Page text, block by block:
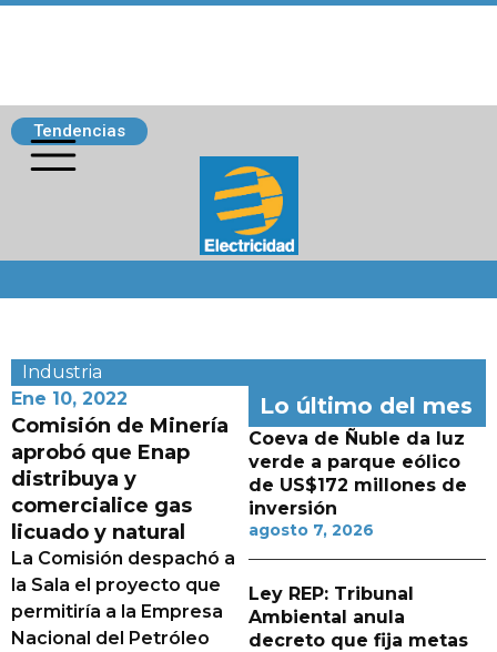
Tendencias
Industria
Ene 10, 2022
Comisión de Minería
aprobó que Enap
distribuya y
comercialice gas
licuado y natural
La Comisión despachó a
la Sala el proyecto que
permitiría a la Empresa
Nacional del Petróleo
Lo último del mes
Coeva de Ñuble da luz
verde a parque eólico
de US$172 millones de
inversión
agosto 7, 2026
Ley REP: Tribunal
Ambiental anula
decreto que fija metas